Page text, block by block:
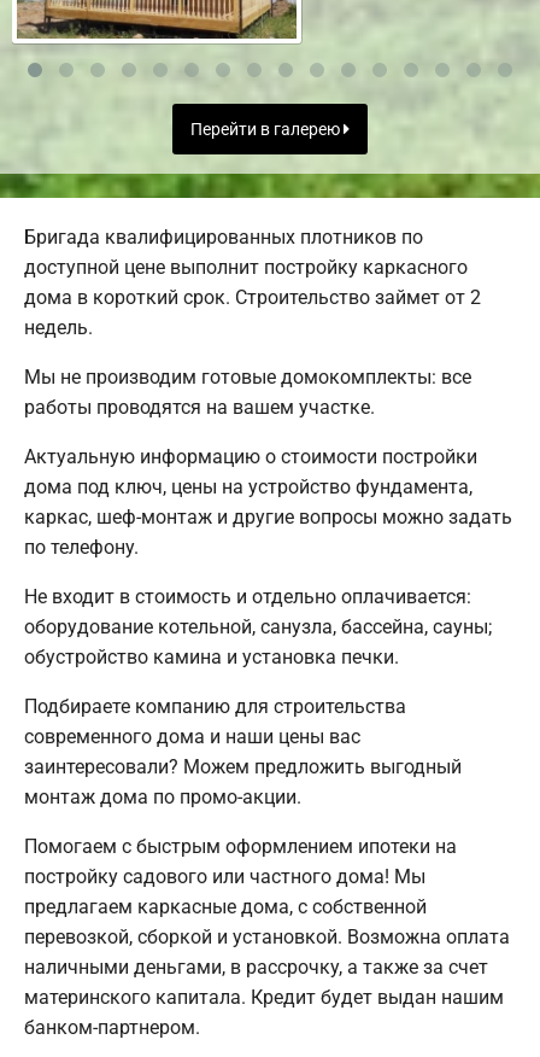
Перейти в галерею
Бригада квалифицированных плотников по
доступной цене выполнит постройку каркасного
дома в короткий срок. Строительство займет от 2
недель.
Мы не производим готовые домокомплекты: все
работы проводятся на вашем участке.
Актуальную информацию о стоимости постройки
дома под ключ, цены на устройство фундамента,
каркас, шеф-монтаж и другие вопросы можно задать
по телефону.
Не входит в стоимость и отдельно оплачивается:
оборудование котельной, санузла, бассейна, сауны;
обустройство камина и установка печки.
Подбираете компанию для строительства
современного дома и наши цены вас
заинтересовали? Можем предложить выгодный
монтаж дома по промо-акции.
Помогаем с быстрым оформлением ипотеки на
постройку садового или частного дома! Мы
предлагаем каркасные дома, с собственной
перевозкой, сборкой и установкой. Возможна оплата
наличными деньгами, в рассрочку, а также за счет
материнского капитала. Кредит будет выдан нашим
банком-партнером.